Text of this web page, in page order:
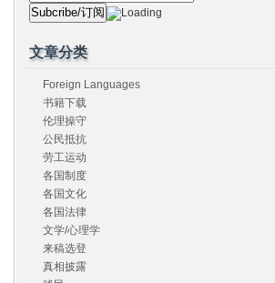
文章分类
Foreign Languages
书籍下载
伦理操守
公民抵抗
劳工运动
各国制度
各国文化
各国法律
文学/心理学
来稿选登
真相披露